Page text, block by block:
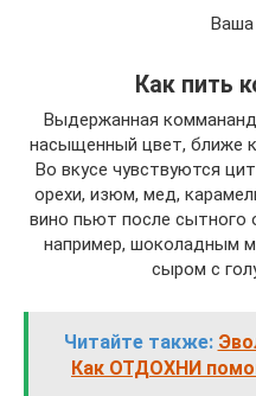
Ваша
Как пить
Выдержанная
насыщенный цвет, ближе
Во вкусе чувствуются
орехи, изюм, мед,
вино пьют после сытного
например, шоколадным
сыром с
Читайте также:
Как ОТДОХНИ